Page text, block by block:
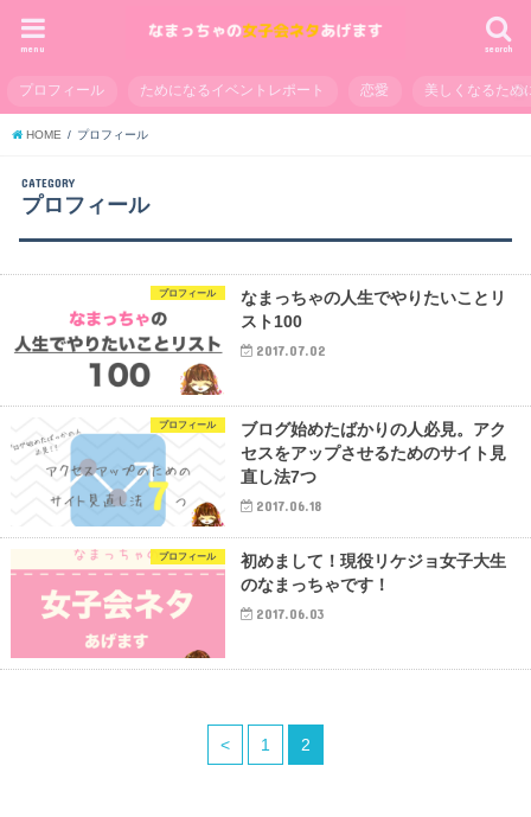
search
menu
プロフィール ためになるイベントレポート 恋愛 美しくなるため
HOME プロフィール
CATEGORY
プロフィール
プロフィール
なまっちゃの人生でやりたいことリ
スト100
2017.07.02
プロフィール
ブログ始めたばかりの人必見。アク
セスをアップさせるためのサイト見
直し法7つ
2017.06.18
プロフィール
初めまして！現役リケジョ女子大生
のなまっちゃです！
2017.06.03
< 1 2